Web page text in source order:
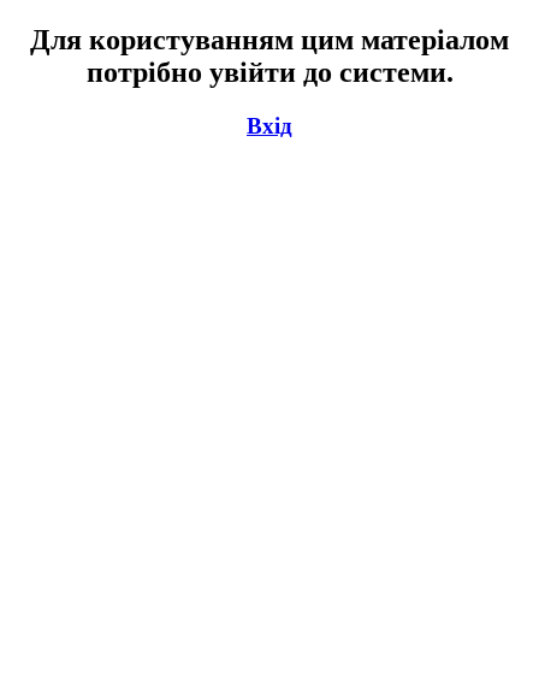
Для користуванням цим матеріалом
потрібно увійти до системи.
Вхід